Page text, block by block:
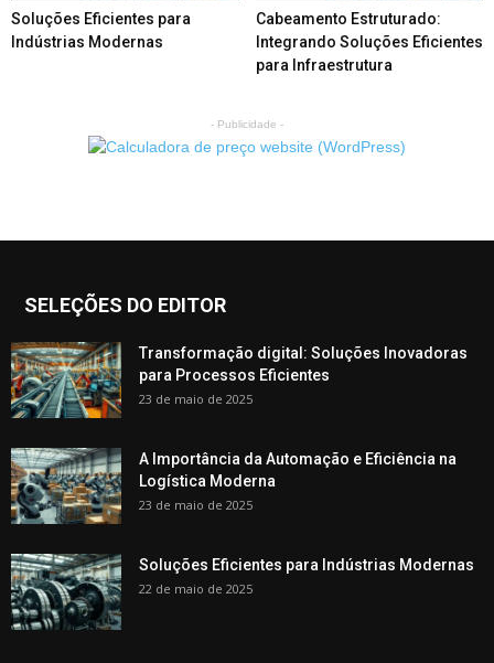
Soluções Eficientes para
Indústrias Modernas
Cabeamento Estruturado:
Integrando Soluções Eficientes
para Infraestrutura
- Publicidade -
SELEÇÕES DO EDITOR
Transformação digital: Soluções Inovadoras
para Processos Eficientes
23 de maio de 2025
A Importância da Automação e Eficiência na
Logística Moderna
23 de maio de 2025
Soluções Eficientes para Indústrias Modernas
22 de maio de 2025